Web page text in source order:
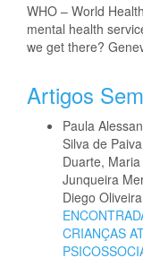
WHO – World
mental health
we get there?
Artigos
Paula
Silva de
Duarte,
Junqueira
Diego
CRIANÇAS